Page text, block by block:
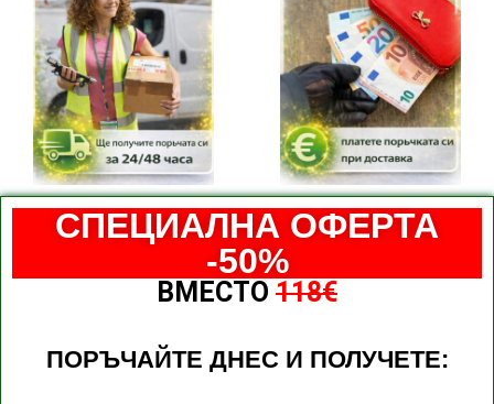
СПЕЦИАЛНА ОФЕРТА
-50%
ВМЕСТО 118€
ПОРЪЧАЙТЕ ДНЕС И ПОЛУЧЕТЕ: